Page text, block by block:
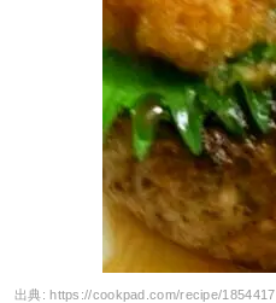
出典:https://cookpad.com/recipe/1854417